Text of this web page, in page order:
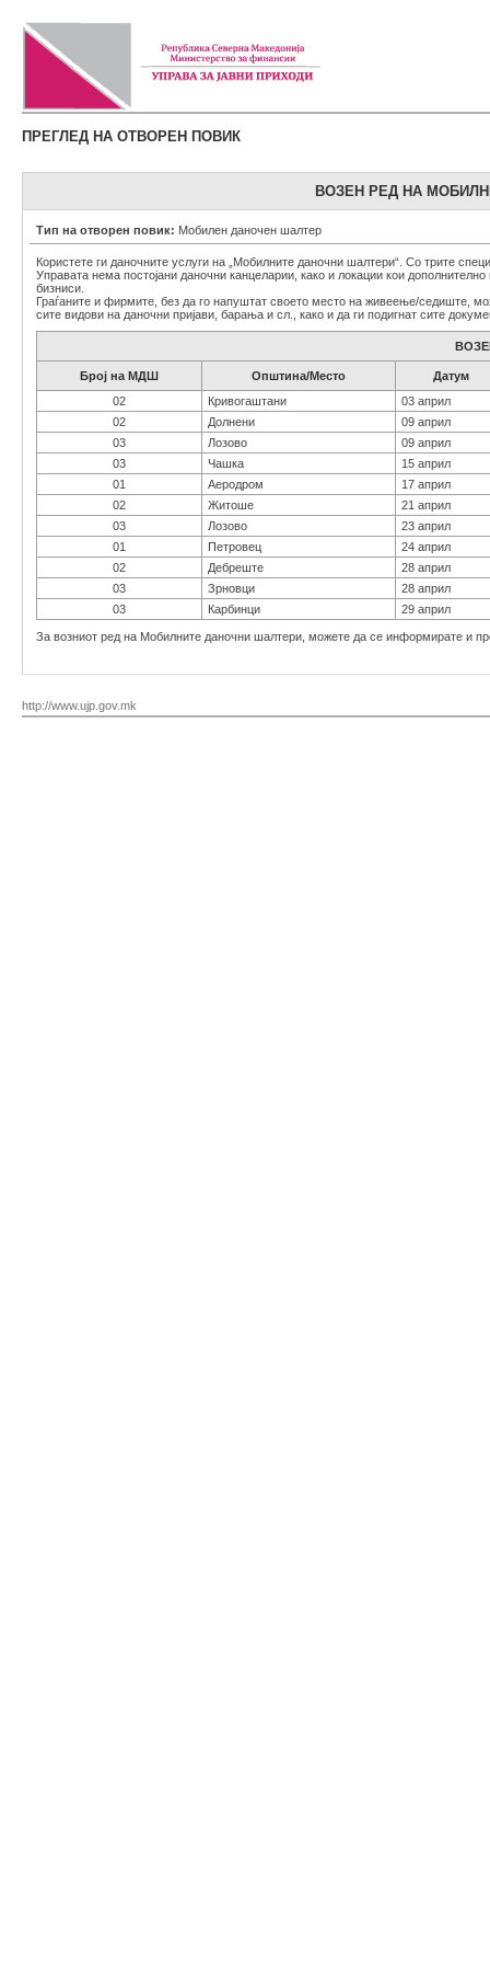
ПРЕГЛЕД НА ОТВОРЕН ПОВИК
ВОЗЕН РЕД НА
Тип на отворен повик: Мобилен даночен шалтер
Користете ги даночните услуги на „Мобилните даночни шалтери“. Со трите
Управата нема постојани даночни канцеларии, како и локации кои
бизниси.
Граѓаните и фирмите, без да го напуштат своето место на живеење/седиште,
сите видови на даночни пријави, барања и сл., како и да ги подигнат сите
Број на МДШ Општина/Место
Датум
02
Кривогаштани
03 април
02
Долнени
09 април
03
Лозово
09 април
03
Чашка
15 април
01
Аеродром
17 април
02
Житоше
21 април
03
Лозово
23 април
01
Петровец
24 април
02
Дебреште
28 април
03
Зрновци
28 април
03
Карбинци 29 април
За возниот ред на Мобилните даночни шалтери, можете да се информирате и
http://www.ujp.gov.mk